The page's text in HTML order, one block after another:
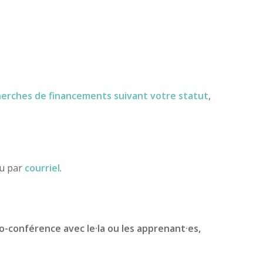
de financements suivant votre statut,
par courriel.
avec le·la ou les apprenant·es,